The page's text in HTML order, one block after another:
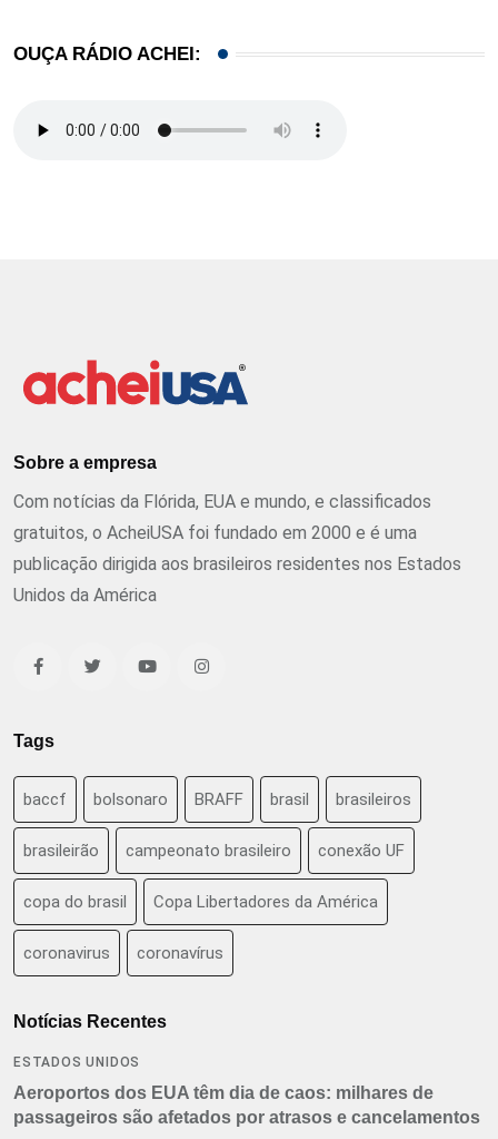
OUÇA RÁDIO ACHEI:
Sobre a empresa
Com notícias da Flórida, EUA e mundo, e classificados
gratuitos, o AcheiUSA foi fundado em 2000 e é uma
publicação dirigida aos brasileiros residentes nos Estados
Unidos da América
Tags
baccf bolsonaro BRAFF brasil brasileiros
brasileirão campeonato brasileiro conexão UF
copa do brasil Copa Libertadores da América
coronavirus coronavírus
Notícias Recentes
ESTADOS UNIDOS
Aeroportos dos EUA têm dia de caos: milhares de
passageiros são afetados por atrasos e cancelamentos